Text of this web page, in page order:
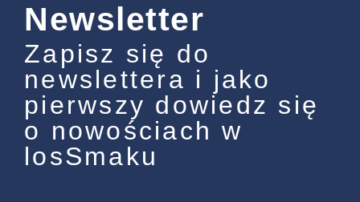
Newsletter
Zapisz się do
newslettera i jako
pierwszy dowiedz się
o nowościach w
losSmaku